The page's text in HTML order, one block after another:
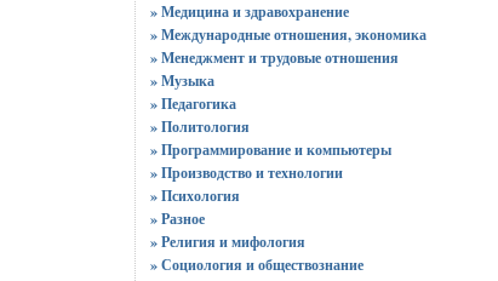
» Медицина и здравохранение
» Международные отношения, экономика
» Менеджмент и трудовые отношения
» Музыка
» Педагогика
» Политология
» Программирование и компьютеры
» Производство и технологии
» Психология
» Разное
» Религия и мифология
» Социология и обществознание